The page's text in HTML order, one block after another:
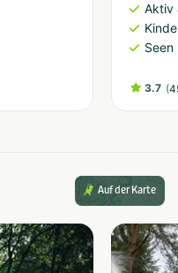
Aktiv
Seen
3.7 (
Auf der Karte